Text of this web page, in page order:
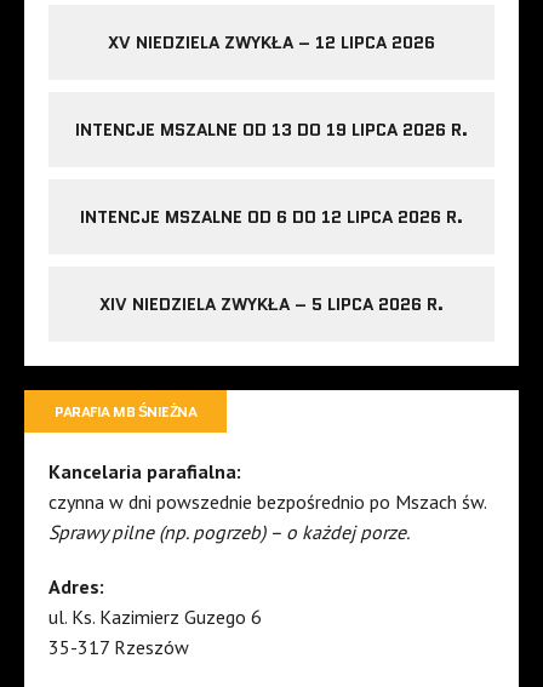
XV NIEDZIELA ZWYKŁA – 12 LIPCA 2026
INTENCJE MSZALNE OD 13 DO 19 LIPCA 2026 R.
INTENCJE MSZALNE OD 6 DO 12 LIPCA 2026 R.
XIV NIEDZIELA ZWYKŁA – 5 LIPCA 2026 R.
PARAFIA MB ŚNIEŻNA
Kancelaria parafialna:
czynna w dni powszednie bezpośrednio po Mszach św.
Sprawy pilne (np. pogrzeb) – o każdej porze.
Adres:
ul. Ks. Kazimierz Guzego 6
35-317 Rzeszów